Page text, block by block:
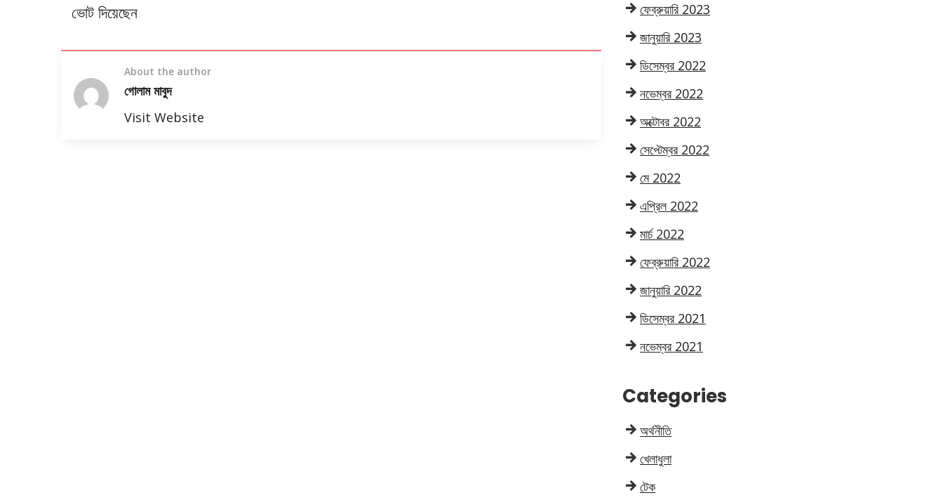
ভোট দিয়েছেন
About the author
গোলাম মাবুদ
Visit Website
ফেব্রুয়ারি 2023
জানুয়ারি 2023
ডিসেম্বর 2022
নভেম্বর 2022
অক্টোবর 2022
সেপ্টেম্বর 2022
মে 2022
এপ্রিল 2022
মার্চ 2022
ফেব্রুয়ারি 2022
জানুয়ারি 2022
ডিসেম্বর 2021
নভেম্বর 2021
Categories
অর্থনীতি
খেলাধুলা
টেক